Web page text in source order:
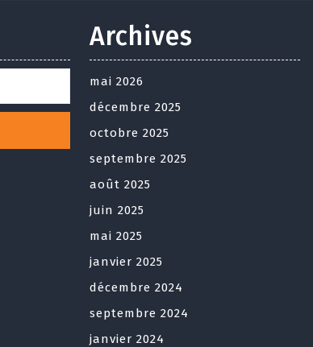
Archives
mai 2026
décembre 2025
octobre 2025
septembre 2025
août 2025
juin 2025
mai 2025
janvier 2025
décembre 2024
septembre 2024
janvier 2024